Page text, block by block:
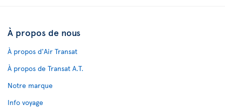
À propos de nous
À propos d'Air Transat
À propos de Transat A.T.
Notre marque
Info voyage